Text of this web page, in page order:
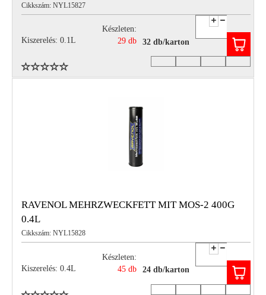
Cikkszám: NYL15827
Kiszerelés: 0.1L
Készleten:
29 db
32 db/karton
RAVENOL MEHRZWECKFETT MIT MOS-2 400G
0.4L
Cikkszám: NYL15828
Kiszerelés: 0.4L
Készleten:
45 db
24 db/karton